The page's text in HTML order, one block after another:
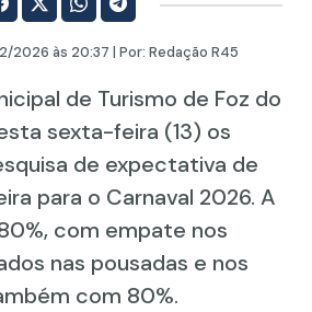
2026 às 20:37 | Por: Redação R45
de Turismo de Foz do
sexta-feira (13) os
de expectativa de
para o Carnaval 2026. A
com empate nos
nas pousadas e nos
com 80%.